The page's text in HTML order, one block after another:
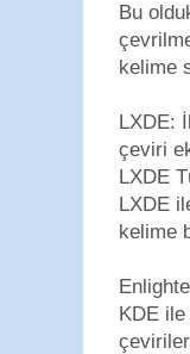
Bu
kelime
LXDE:
çeviri
LXDE
LXDE
kelime
KDE ile